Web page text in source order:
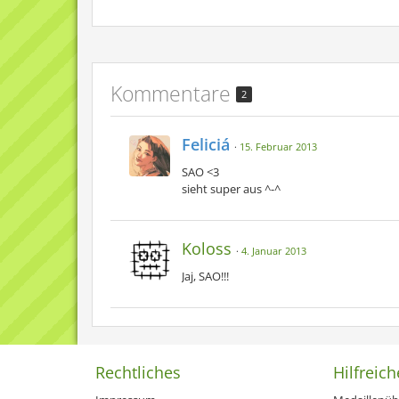
Kommentare 2
Feliciá 15. Februar 2013
SAO <3
sieht super aus ^-^
Koloss 4. Januar 2013
Jaj, SAO!!!
Rechtliches